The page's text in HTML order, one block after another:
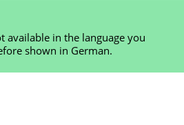
available in the language you
shown in German.